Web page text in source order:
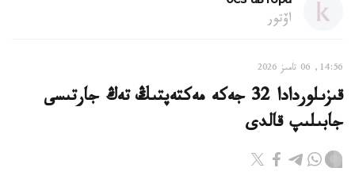
اۆتور
14:56, 06 تامىز 2026
قىزىلوردادا 32 جەكە مەكتەپتىڭ تەڭ جارتىسى
جابىلىپ قالدى